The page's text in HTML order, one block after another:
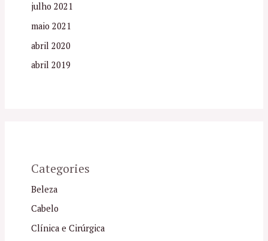
julho 2021
maio 2021
abril 2020
abril 2019
Categories
Beleza
Cabelo
Clínica e Cirúrgica